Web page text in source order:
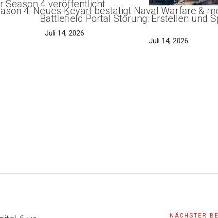
Season 4 veröffentlicht
4: Neues Keyart bestätigt Naval Warfare &
Juli 14, 2026
Battlefield Portal Störung: Erstellen und
Juli 14, 2026
NÄCHSTER